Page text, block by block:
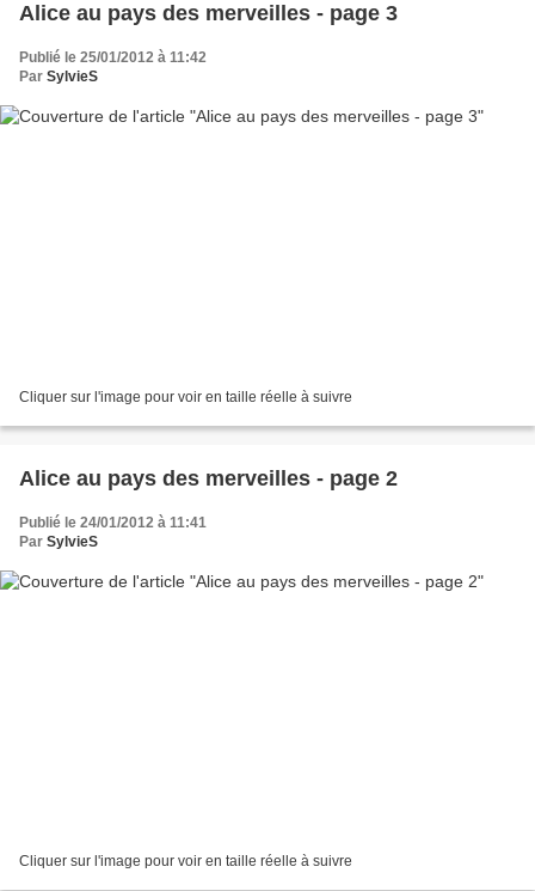
Alice au pays des merveilles - page 3
Publié le 25/01/2012 à 11:42
Par SylvieS
Cliquer sur l'image pour voir en taille réelle à suivre
Alice au pays des merveilles - page 2
Publié le 24/01/2012 à 11:41
Par SylvieS
Cliquer sur l'image pour voir en taille réelle à suivre